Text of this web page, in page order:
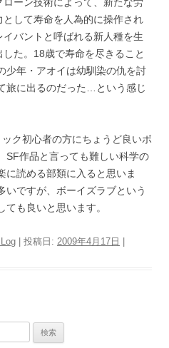
として寿命を人為的に操作され
イバントと呼ばれる新人種を生
した。18歳で寿命を尽きること
少年・アオイは幼馴染の仇を討
旅に出るのだった…という感じ
ク初心者の方にちょうど良いボ
SF作品と言っても難しい科学の
に読める部類に入ると思いま
いですが、ボーイズラブという
も良いと思います。
| 投稿日: 2009年4月17日